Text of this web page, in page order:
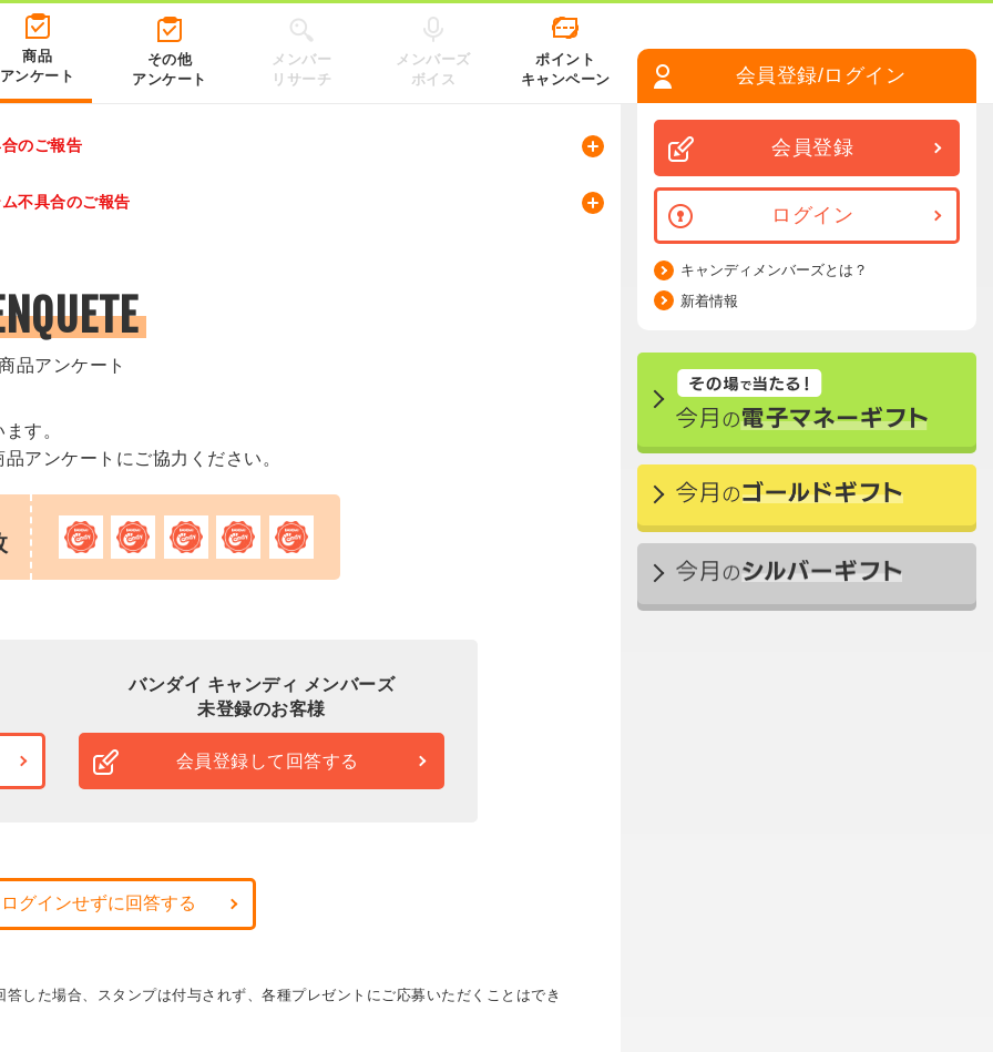
商品
アンケート
その他
アンケート
メンバー
リサーチ
メンバーズ
ボイス
ポイント
キャンペーン
のご報告
不具合のご報告
品アンケート
す。
アンケートにご協力ください。
バンダイ キャンディ メンバーズ
未登録のお客様
会員登録して回答する
グインせずに回答する
した場合、スタンプは付与されず、各種プレゼントにご応募いただくことはでき
会員登録/ログイン
会員登録
ログイン
キャンディメンバーズとは？
新着情報